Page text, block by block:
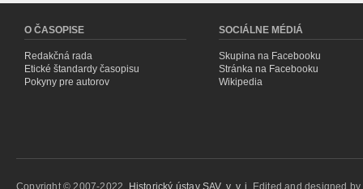
O ČASOPISE
Redakčná rada
Etické štandardy časopisu
Pokyny pre autorov
SOCIÁLNE MÉDIÁ
Skupina na Facebooku
Stránka na Facebooku
Wikipedia